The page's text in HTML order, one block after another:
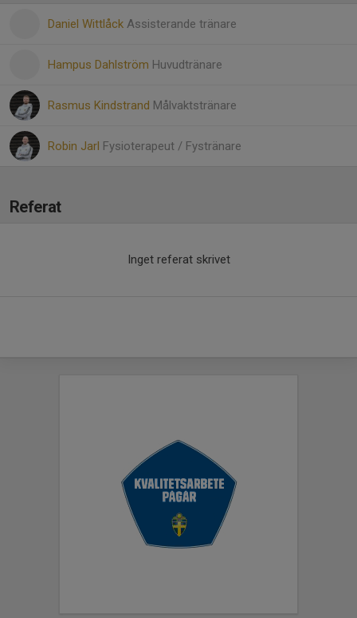
Daniel Wittlåck Assisterande tränare
Hampus Dahlström Huvudtränare
Rasmus Kindstrand Målvaktstränare
Robin Jarl Fysioterapeut / Fystränare
Referat
Inget referat skrivet